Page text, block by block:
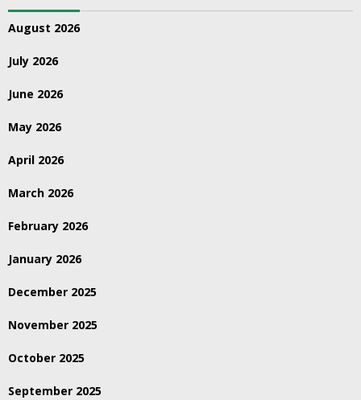
August 2026
July 2026
June 2026
May 2026
April 2026
March 2026
February 2026
January 2026
December 2025
November 2025
October 2025
September 2025